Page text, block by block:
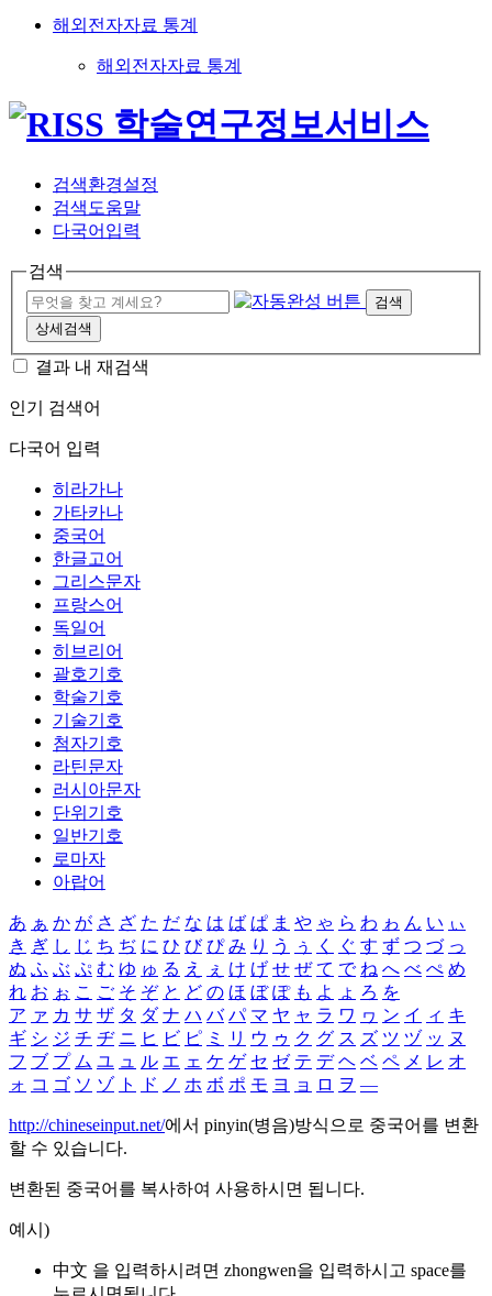
해외전자자료 통계
해외전자자료 통계
검색환경설정
검색도움말
다국어입력
검색
검색
상세검색
결과 내 재검색
인기 검색어
다국어 입력
히라가나
가타카나
중국어
한글고어
그리스문자
프랑스어
독일어
히브리어
괄호기호
학술기호
기술기호
첨자기호
라틴문자
러시아문자
단위기호
일반기호
로마자
아랍어
あ ぁ か が さ ざ た だ な は ば ぱ ま や ゃ ら わ ゎ ん い ぃ
き ぎ し じ ち ぢ に ひ び ぴ み り う ぅ く ぐ す ず つ づ っ
ぬ ふ ぶ ぷ む ゆ ゅ る え ぇ け げ せ ぜ て で ね へ べ ぺ め
れ お ぉ こ ご そ ぞ と ど の ほ ぼ ぽ も よ ょ ろ を
ア ァ カ サ ザ タ ダ ナ ハ バ パ マ ヤ ャ ラ ワ ヮ ン イ ィ キ
ギ シ ジ チ ヂ ニ ヒ ビ ピ ミ リ ウ ゥ ク グ ス ズ ツ ヅ ッ ヌ
フ ブ プ ム ユ ュ ル エ ェ ケ ゲ セ ゼ テ デ ヘ ベ ペ メ レ オ
ォ コ ゴ ソ ゾ ト ド ノ ホ ボ ポ モ ヨ ョ ロ ヲ ―
http://chineseinput.net/에서 pinyin(병음)방식으로 중국어를 변환
할 수 있습니다.
변환된 중국어를 복사하여 사용하시면 됩니다.
예시)
中文 을 입력하시려면 zhongwen을 입력하시고 space를